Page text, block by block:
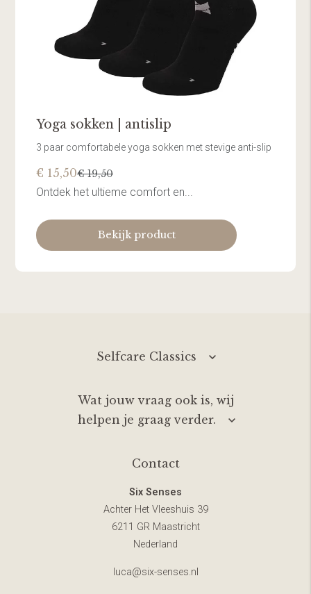
Yoga sokken | antislip
3 paar comfortabele yoga sokken met stevige anti-slip
€ 15,50€ 19,50
Ontdek het ultieme comfort en...
Bekijk product
Selfcare Classics
Wat jouw vraag ook is, wij
helpen je graag verder.
Contact
Six Senses
Achter Het Vleeshuis 39
6211 GR Maastricht
Nederland
luca@six-senses.nl